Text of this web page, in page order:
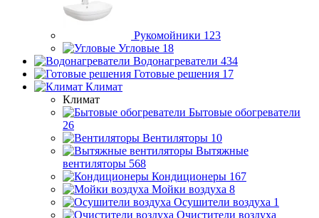
Рукомойники 123
Угловые 18
Водонагреватели 434
Готовые решения 17
Климат
Климат
Бытовые обогреватели
26
Вентиляторы 10
Вытяжные
вентиляторы 568
Кондиционеры 167
Мойки воздуха 8
Осушители воздуха 1
Очистители воздуха